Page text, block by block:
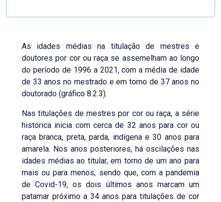
As idades médias na titulação de mestres e
doutores por cor ou raça se assemelham ao longo
do período de 1996 a 2021, com a média de idade
de 33 anos no mestrado e em torno de 37 anos no
doutorado (gráfico 8.2.3).
Nas titulações de mestres por cor ou raça, a série
histórica inicia com cerca de 32 anos para cor ou
raça branca, preta, parda, indígena e 30 anos para
amarela. Nos anos posteriores, há oscilações nas
idades médias ao titular, em torno de um ano para
mais ou para menos, sendo que, com a pandemia
de Covid-19, os dois últimos anos marcam um
patamar próximo a 34 anos para titulações de cor